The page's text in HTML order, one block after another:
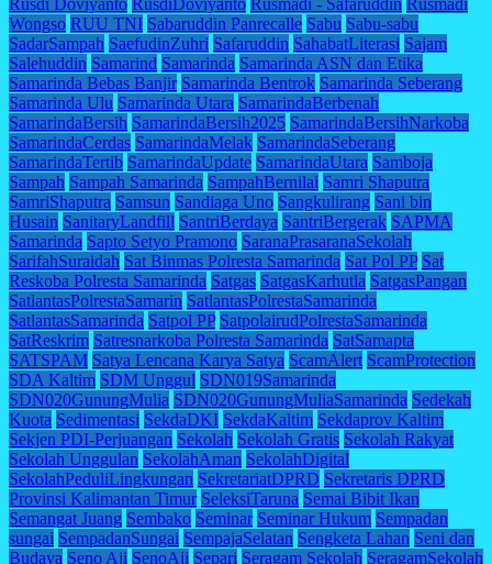
Rusdi Doviyanto RusdiDoviyanto Rusmadi - Safaruddin Rusmadi
Wongso RUU TNI Sabaruddin Panrecalle Sabu Sabu-sabu
SadarSampah SaefudinZuhri Safaruddin SahabatLiterasi Sajam
Salehuddin Samarind Samarinda Samarinda ASN dan Etika
Samarinda Bebas Banjir Samarinda Bentrok Samarinda Seberang
Samarinda Ulu Samarinda Utara SamarindaBerbenah
SamarindaBersih SamarindaBersih2025 SamarindaBersihNarkoba
SamarindaCerdas SamarindaMelak SamarindaSeberang
SamarindaTertib SamarindaUpdate SamarindaUtara Samboja
Sampah Sampah Samarinda SampahBernilai Samri Shaputra
SamriShaputra Samsun Sandiaga Uno Sangkulirang Sani bin
Husain SanitaryLandfill SantriBerdaya SantriBergerak SAPMA
Samarinda Sapto Setyo Pramono SaranaPrasaranaSekolah
SarifahSuraidah Sat Binmas Polresta Samarinda Sat Pol PP Sat
Reskoba Polresta Samarinda Satgas SatgasKarhutla SatgasPangan
SatlantasPolrestaSamarin SatlantasPolrestaSamarinda
SatlantasSamarinda Satpol PP SatpolairudPolrestaSamarinda
SatReskrim Satresnarkoba Polresta Samarinda SatSamapta
SATSPAM Satya Lencana Karya Satya ScamAlert ScamProtection
SDA Kaltim SDM Unggul SDN019Samarinda
SDN020GunungMulia SDN020GunungMuliaSamarinda Sedekah
Kuota Sedimentasi SekdaDKI SekdaKaltim Sekdaprov Kaltim
Sekjen PDI-Perjuangan Sekolah Sekolah Gratis Sekolah Rakyat
Sekolah Unggulan SekolahAman SekolahDigital
SekolahPeduliLingkungan SekretariatDPRD Sekretaris DPRD
Provinsi Kalimantan Timur SeleksiTaruna Semai Bibit Ikan
Semangat Juang Sembako Seminar Seminar Hukum Sempadan
sungai SempadanSungai SempajaSelatan Sengketa Lahan Seni dan
Budaya Seno Aji SenoAji Separi Seragam Sekolah SeragamSekolah